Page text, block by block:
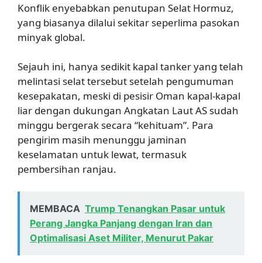
Konflik enyebabkan penutupan Selat Hormuz,
yang biasanya dilalui sekitar seperlima pasokan
minyak global.
Sejauh ini, hanya sedikit kapal tanker yang telah
melintasi selat tersebut setelah pengumuman
kesepakatan, meski di pesisir Oman kapal-kapal
liar dengan dukungan Angkatan Laut AS sudah
minggu bergerak secara “kehituam”. Para
pengirim masih menunggu jaminan
keselamatan untuk lewat, termasuk
pembersihan ranjau.
MEMBACA Trump Tenangkan Pasar untuk
Perang Jangka Panjang dengan Iran dan
Optimalisasi Aset Militer, Menurut Pakar